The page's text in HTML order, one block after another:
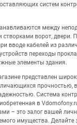
систем
между
ворот, двери.
вводе кабелей из
переходы
элементы здания.
представлен
прочностью,
Система
в
– это залог вашей
имущества. Делайте